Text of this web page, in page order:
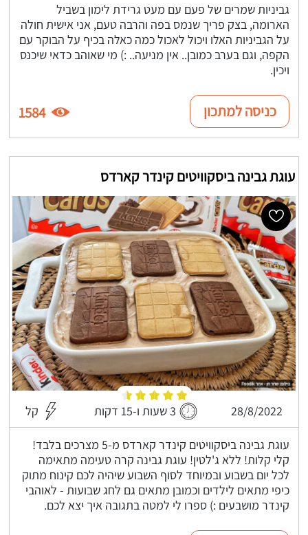
גביניות שמרים של פעם עם מעט גרידת לימון בשביל
הארומה, בצק פריך שנמס בפה והרבה טעם, אני אישית חולה
על הגביניות האלו ויכול לאכול כמה כאלה בכיף על הבוקר עם
הקפה, וגם בערב כמובן.. אין מניעה.. :) מי שאוהב כדאי שיכנס
ויכין.
כניסה למתכון 1584
עוגת גבינה ביסקוויטים קינדר קארדס
28/8/2022 3 שעות ו-15 דקות קל
עוגת גבינה ביסקוויטים קינדר קארדס מ-5 מצרכים בלבד!
קלי קלות! ללא ג'לטין! עוגת גבינה קרה טעימה מתאימה
לכל יום בשבוע ובמיוחד לסוף השבוע שיהיה לכם קינוח מתוק
כיפי מתאים לילדים וכמובן מתאים גם לחג שבועות - לאוהבי
קינדר מושבעים :) ספרו לי למטה בתגובה איך יצא לכם.